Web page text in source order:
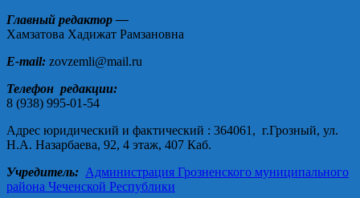
Главный редактор —
Хамзатова Хадижат Рамзановна
E-mail: zovzemli@mail.ru
Телефон редакции:
8 (938) 995-01-54
Адрес юридический и фактический : 364061, г.Грозный, ул.
Н.А. Назарбаева, 92, 4 этаж, 407 Каб.
Учредитель: Администрация Грозненского муниципального
района Чеченской Республики